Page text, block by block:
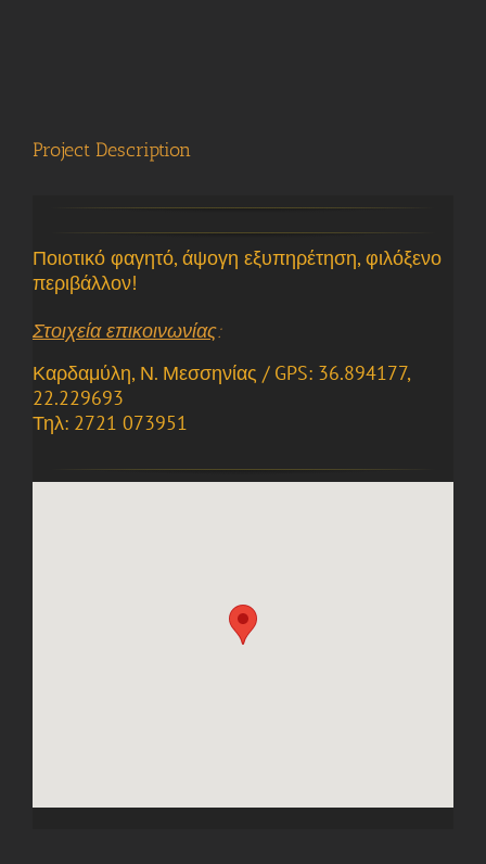
Project Description
Ποιοτικό φαγητό, άψογη εξυπηρέτηση, φιλόξενο
περιβάλλον!
Στοιχεία επικοινωνίας:
Καρδαμύλη, Ν. Μεσσηνίας / GPS: 36.894177,
22.229693
Τηλ: 2721 073951